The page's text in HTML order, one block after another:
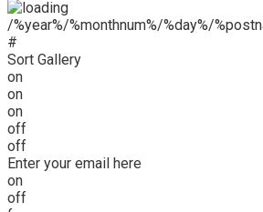
/%year%/%monthnum%/%day%/
#
Sort Gallery
on
on
on
off
off
Enter your email here
on
off